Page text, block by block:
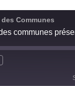
Communes